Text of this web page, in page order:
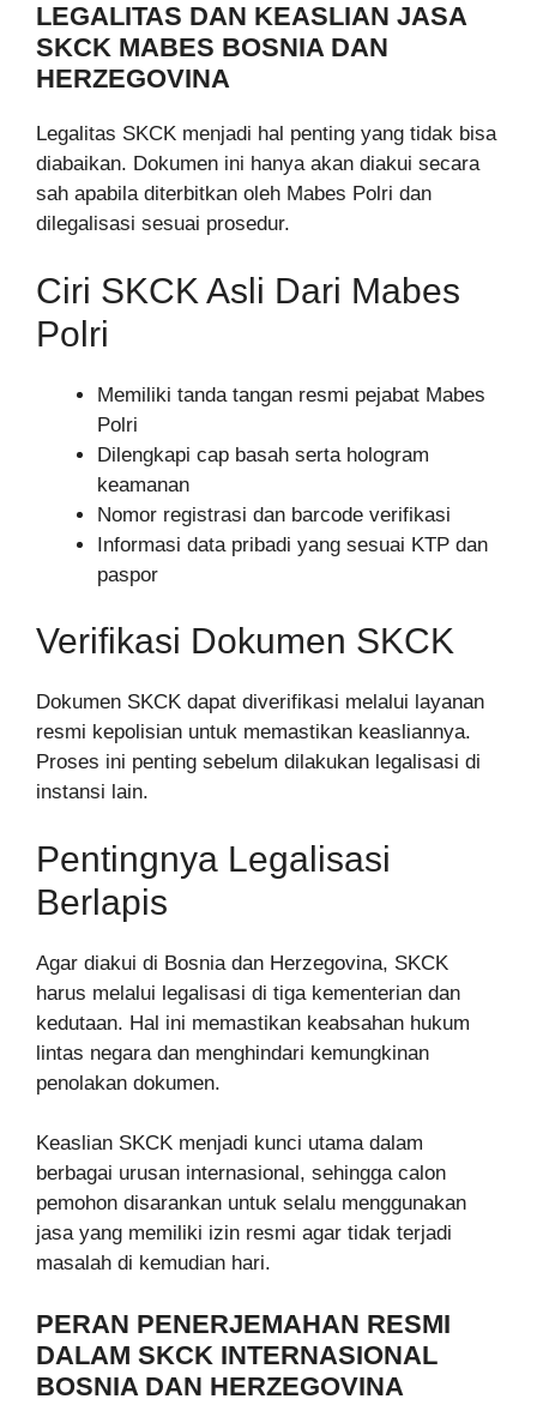
LEGALITAS DAN KEASLIAN JASA
SKCK MABES BOSNIA DAN
HERZEGOVINA
Legalitas SKCK menjadi hal penting yang tidak bisa
diabaikan. Dokumen ini hanya akan diakui secara
sah apabila diterbitkan oleh Mabes Polri dan
dilegalisasi sesuai prosedur.
Ciri SKCK Asli Dari Mabes
Polri
Memiliki tanda tangan resmi pejabat Mabes
Polri
Dilengkapi cap basah serta hologram
keamanan
Nomor registrasi dan barcode verifikasi
Informasi data pribadi yang sesuai KTP dan
paspor
Verifikasi Dokumen SKCK
Dokumen SKCK dapat diverifikasi melalui layanan
resmi kepolisian untuk memastikan keasliannya.
Proses ini penting sebelum dilakukan legalisasi di
instansi lain.
Pentingnya Legalisasi
Berlapis
Agar diakui di Bosnia dan Herzegovina, SKCK
harus melalui legalisasi di tiga kementerian dan
kedutaan. Hal ini memastikan keabsahan hukum
lintas negara dan menghindari kemungkinan
penolakan dokumen.
Keaslian SKCK menjadi kunci utama dalam
berbagai urusan internasional, sehingga calon
pemohon disarankan untuk selalu menggunakan
jasa yang memiliki izin resmi agar tidak terjadi
masalah di kemudian hari.
PERAN PENERJEMAHAN RESMI
DALAM SKCK INTERNASIONAL
BOSNIA DAN HERZEGOVINA